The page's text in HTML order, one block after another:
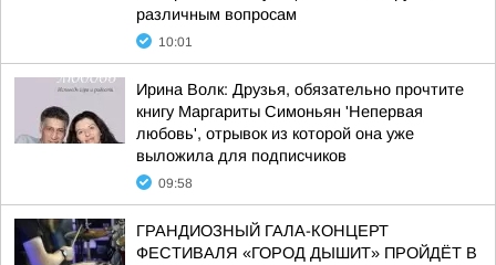
различным вопросам
10:01
Ирина Волк: Друзья, обязательно прочтите
книгу Маргариты Симоньян 'Непервая
любовь', отрывок из которой она уже
выложила для подписчиков
09:58
ГРАНДИОЗНЫЙ ГАЛА-КОНЦЕРТ
ФЕСТИВАЛЯ «ГОРОД ДЫШИТ» ПРОЙДЁТ В